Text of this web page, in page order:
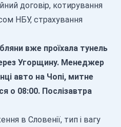
договір, котирування
НБУ, страхування
вже проїхала тунель
Угорщину. Менеджер
авто на Чопі, митне
о 08:00. Послізавтра
в Словенії, тип і вагу